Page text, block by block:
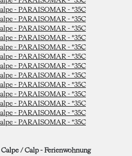
Calpe / Calp - Ferienwohnung